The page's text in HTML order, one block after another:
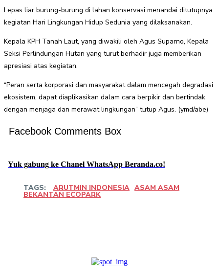
Lepas liar burung-burung di lahan konservasi menandai ditutupnya
kegiatan Hari Lingkungan Hidup Sedunia yang dilaksanakan.
Kepala KPH Tanah Laut, yang diwakili oleh Agus Suparno, Kepala
Seksi Perlindungan Hutan yang turut berhadir juga memberikan
apresiasi atas kegiatan.
“Peran serta korporasi dan masyarakat dalam mencegah degradasi
ekosistem, dapat diaplikasikan dalam cara berpikir dan bertindak
dengan menjaga dan merawat lingkungan” tutup Agus. (ymd/abe)
Facebook Comments Box
Yuk gabung ke Chanel WhatsApp Beranda.co!
TAGS: ARUTMIN INDONESIA ASAM ASAM
BEKANTAN ECOPARK